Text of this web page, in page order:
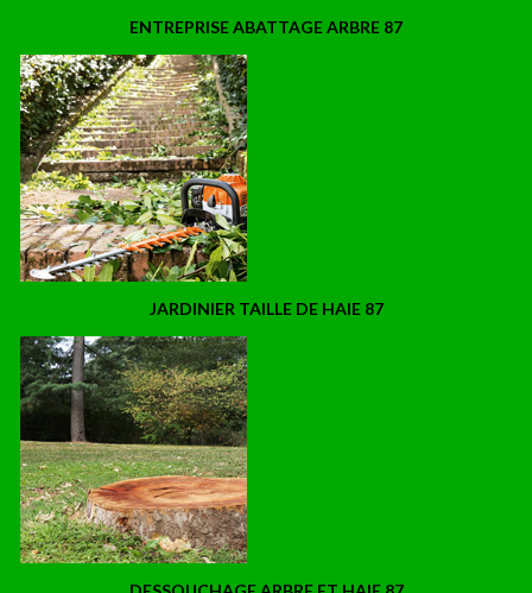
ENTREPRISE ABATTAGE ARBRE 87
JARDINIER TAILLE DE HAIE 87